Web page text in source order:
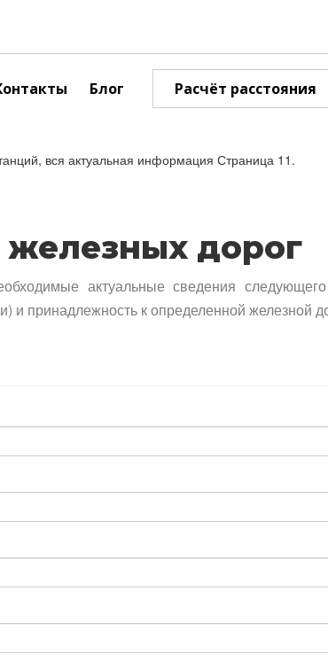
Блог Расчёт расстояния
вся актуальная информация Страница 11.
железных дорог
актуальные сведения следующего
и принадлежность к определенной железной